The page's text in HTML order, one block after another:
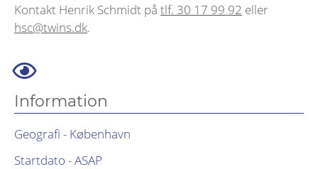
Kontakt Henrik Schmidt på tlf. 30 17 99 92 eller
hsc@twins.dk.
Information
Geografi - København
Startdato - ASAP